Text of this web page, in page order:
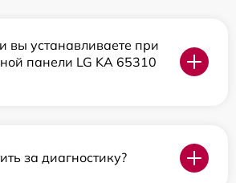
вы устанавливаете при
панели LG KA 65310
за диагностику?